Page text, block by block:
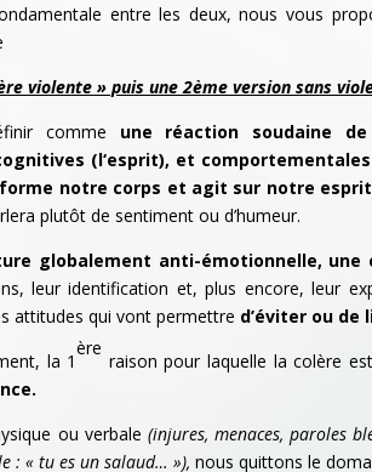
entre les deux, nous vous
violente » puis une 2ème version sans
comme une réaction soudaine
(l‘esprit), et
notre corps et agit sur notre
plutôt de sentiment ou d’humeur.
globalement anti-émotionnelle,
leur identification et, plus encore, leur
attitudes qui vont permettre d’éviter ou
la 1
ère
raison pour laquelle la colère
ou verbale (injures, menaces, paroles
: « tu es un salaud… »), nous quittons le